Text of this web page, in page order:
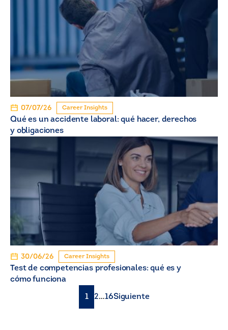
07/07/26 Career Insights
Qué es un accidente laboral: qué hacer, derechos
y obligaciones
30/06/26 Career Insights
Test de competencias profesionales: qué es y
cómo funciona
Paginación
1 2…16Siguiente